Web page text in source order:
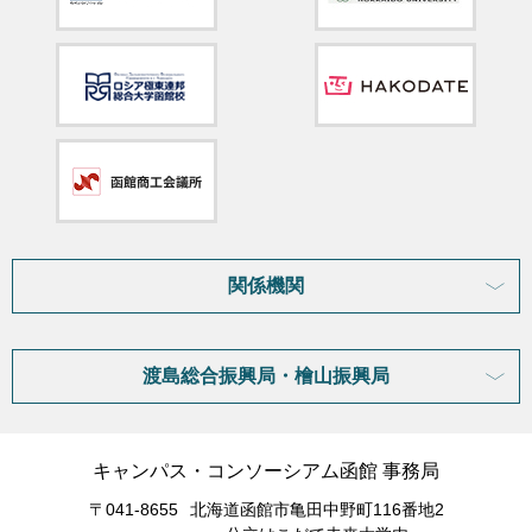
関係機関
渡島総合振興局・檜山振興局
キャンパス・コンソーシアム函館 事務局
〒041-8655
北海道函館市亀田中野町116番地2